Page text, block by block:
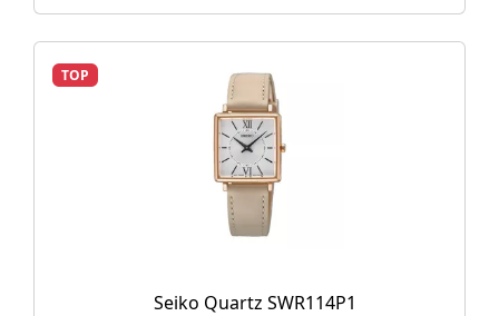
TOP
Seiko Quartz SWR114P1